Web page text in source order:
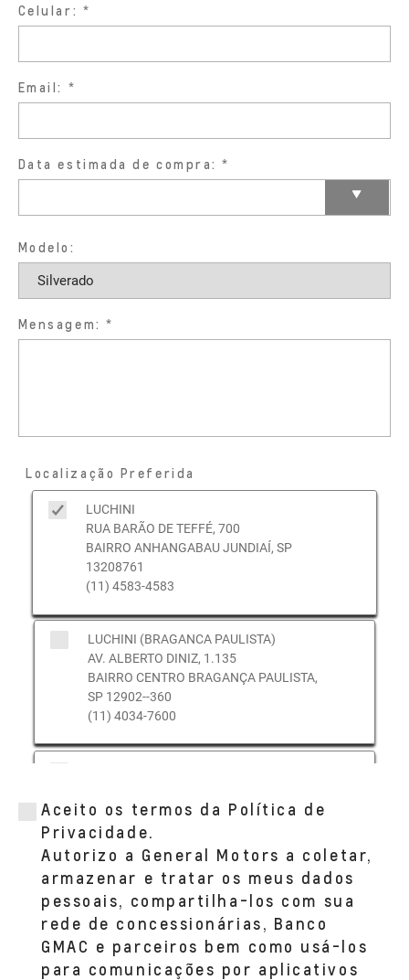
Celular:
Email:
Data estimada de compra:
Modelo:
Mensagem:
Localização Preferida
LUCHINI
RUA BARÃO DE TEFFÉ, 700
BAIRRO ANHANGABAU JUNDIAÍ, SP
13208761
(11) 4583-4583
LUCHINI (BRAGANCA PAULISTA)
AV. ALBERTO DINIZ, 1.135
BAIRRO CENTRO BRAGANÇA PAULISTA,
SP 12902--360
(11) 4034-7600
BAIRRO ALVINOPOLIS ATIBAIA, SP 12942-
-001
(11) 4412-3966
Aceito os termos da Política de
Privacidade.
Autorizo a General Motors a coletar,
armazenar e tratar os meus dados
pessoais, compartilha-los com sua
rede de concessionárias, Banco
GMAC e parceiros bem como usá-los
para comunicações por aplicativos